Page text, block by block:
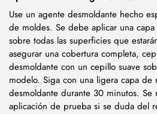
Use un agente desmoldante hecho
de moldes. Se debe aplicar una
sobre todas las superficies que
asegurar una cobertura completa,
desmoldante con un cepillo suave
modelo. Siga con una ligera capa
desmoldante durante 30 minutos.
aplicación de prueba si se duda del